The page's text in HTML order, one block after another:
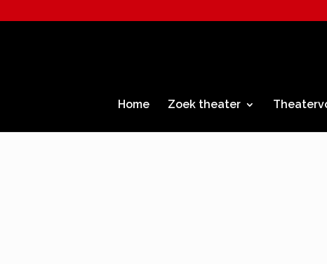
Home Zoek theater